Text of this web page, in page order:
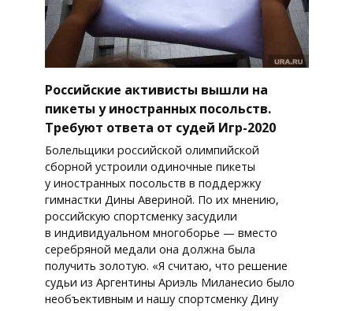
Российские активисты вышли на
пикеты у иностранных посольств.
Требуют ответа от судей Игр-2020
Болельщики российской олимпийской
сборной устроили одиночные пикеты
у иностранных посольств в поддержку
гимнастки Дины Авериной. По их мнению,
российскую спортсменку засудили
в индивидуальном многоборье — вместо
серебряной медали она должна была
получить золотую. «Я считаю, что решение
судьи из Аргентины Ариэль Миланесио было
необъективным и нашу спортсменку Дину